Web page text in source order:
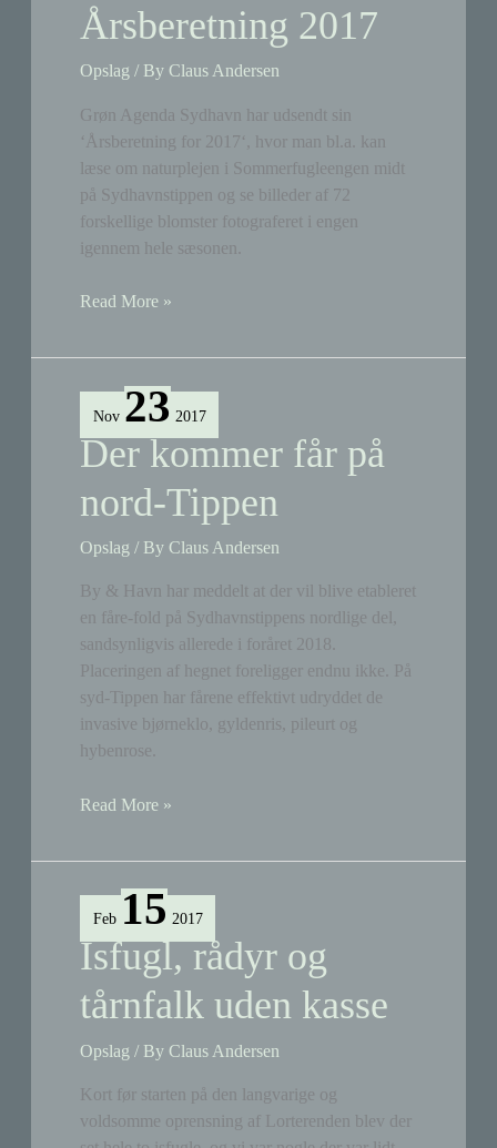
ganske
uvidende
kommunens
alternative
byggemuligheder
Årsberetning 2017
Opslag / ByClaus Andersen
Grøn Agenda Sydhavn har udsendt sin
‘Årsberetning for 2017‘, hvor man bl.a. kan
læse om naturplejen i Sommerfugleengen midt
på Sydhavnstippen og se billeder af 72
forskellige blomster fotograferet i engen
igennem hele sæsonen.
Grøn
Sydhavn:
2017
Read More »
Nov 23 2017
Der kommer får på
nord-Tippen
Opslag / ByClaus Andersen
By & Havn har meddelt at der vil blive etableret
en fåre-fold på Sydhavnstippens nordlige del,
sandsynligvis allerede i foråret 2018.
Placeringen af hegnet foreligger endnu ikke. På
syd-Tippen har fårene effektivt udryddet de
invasive bjørneklo, gyldenris, pileurt og
hybenrose.
Der
får
nord-
Tippen
Read More »
Feb 15 2017
Isfugl, rådyr og
tårnfalk uden kasse
Opslag / ByClaus Andersen
Kort før starten på den langvarige og
voldsomme oprensning af Lorterenden blev der